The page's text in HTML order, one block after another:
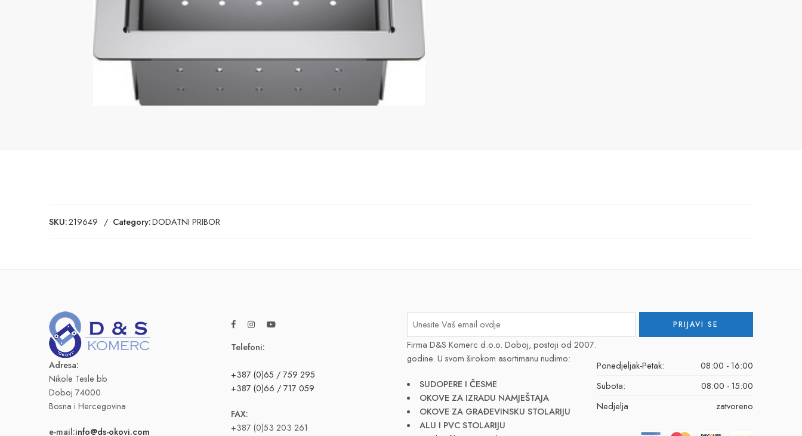
SKU:219649 Category:DODATNI PRIBOR
Adresa:
Nikole Tesle bb
Doboj 74000
Bosna i Hercegovina
e-mail:info@ds-okovi.com
Telefoni:
+387 (0)65 / 759 295
+387 (0)66 / 717 059
FAX:
+387 (0)53 203 261
Firma D&S Komerc d.o.o. Doboj, postoji od 2007.
godine. U svom širokom asortimanu nudimo:
SUDOPERE I ČESME
OKOVE ZA IZRADU NAMJEŠTAJA
OKOVE ZA GRAĐEVINSKU STOLARIJU
ALU I PVC STOLARIJU
Ponedjeljak-Petak:
08:00 - 16:00
Subota:
08:00 - 15:00
Nedjelja
zatvoreno